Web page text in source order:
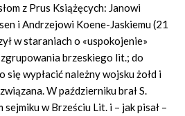
z Prus Książęcych: Janowi
i Andrzejowi Koene-Jaskiemu (21
w staraniach o «uspokojenie»
brzeskiego lit.; do
się wypłacić należny wojsku żołd i
W październiku brał S.
sejmiku w Brześciu Lit. i – jak pisał –